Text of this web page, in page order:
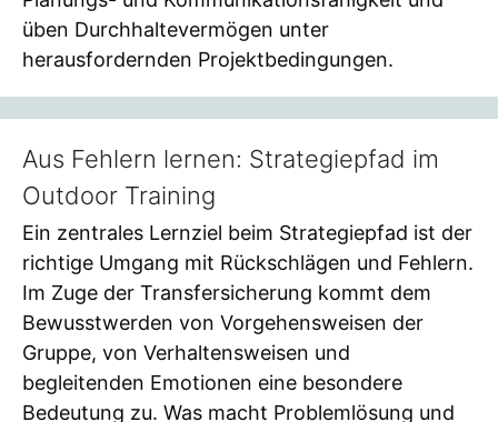
üben Durchhaltevermögen unter
herausfordernden Projektbedingungen.
Aus Fehlern lernen: Strategiepfad im
Outdoor Training
Ein zentrales Lernziel beim Strategiepfad ist der
richtige Umgang mit Rückschlägen und Fehlern.
Im Zuge der Transfersicherung kommt dem
Bewusstwerden von Vorgehensweisen der
Gruppe, von Verhaltensweisen und
begleitenden Emotionen eine besondere
Bedeutung zu. Was macht Problemlösung und